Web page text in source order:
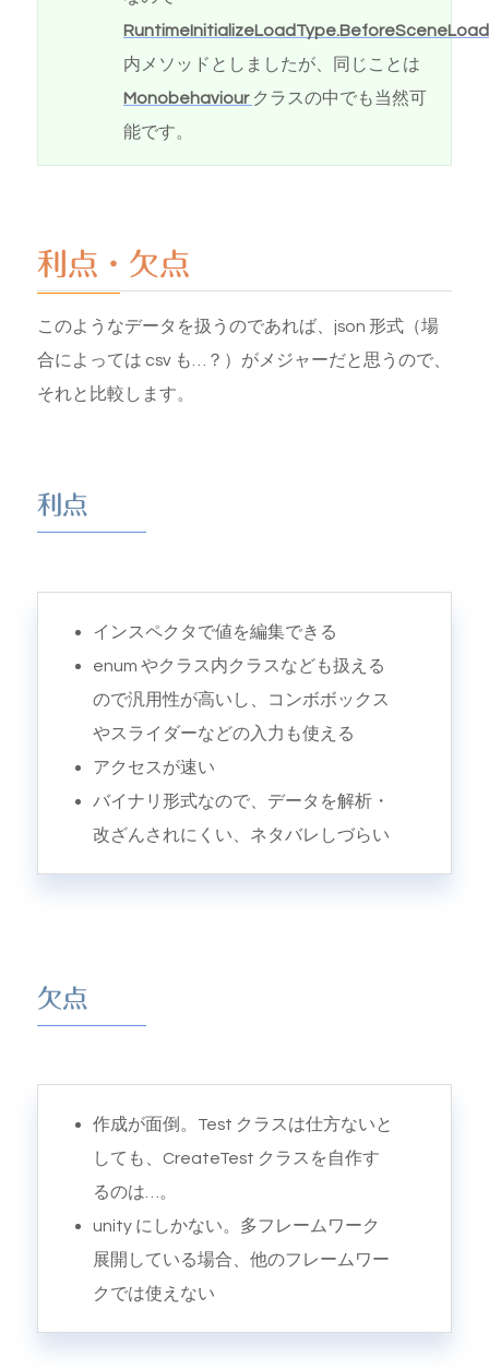
RuntimeInitializeLoadType.BeforeSceneLoad
内メソッドとしましたが、同じことは
Monobehaviour クラスの中でも当然可
能です。
利点・欠点
このようなデータを扱うのであれば、json 形式（場
合によっては csv も…？）がメジャーだと思うので、
それと比較します。
利点
インスペクタで値を編集できる
enum やクラス内クラスなども扱える
ので汎用性が高いし、コンボボックス
やスライダーなどの入力も使える
アクセスが速い
バイナリ形式なので、データを解析・
改ざんされにくい、ネタバレしづらい
欠点
作成が面倒。Test クラスは仕方ないと
しても、CreateTest クラスを自作す
るのは…。
unity にしかない。多フレームワーク
展開している場合、他のフレームワー
クでは使えない